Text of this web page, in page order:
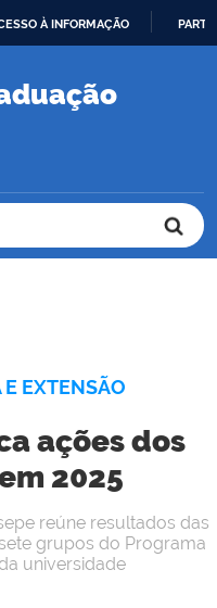
À INFORMAÇÃO
EXTENSÃO
ações dos
2025
reúne resultados das
grupos do Programa
universidade